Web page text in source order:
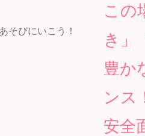
この
き」
豊か
ンス
安全